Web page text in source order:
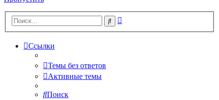
Поиск
Ссылки
Темы без ответов
Активные темы
Поиск